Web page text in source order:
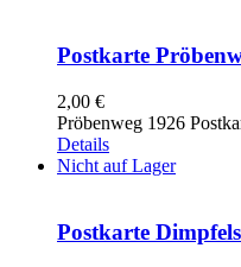
Postkarte
2,00 €
Pröbenweg 1926
Details
Nicht auf Lager
Postkarte